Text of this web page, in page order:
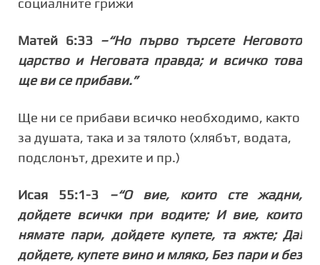
социалните грижи
Матей 6:33 –“Но първо търсете Неговото
царство и Неговата правда; и всичко това
ще ви се прибави.”
Ще ни се прибави всичко необходимо, както
за душата, така и за тялото (хлябът, водата,
подслонът, дрехите и пр.)
Исая 55:1-3 –“О вие, които сте жадни,
дойдете всички при водите; И вие, които
нямате пари, дойдете купете, та яжте; Да!
дойдете, купете вино и мляко, Без пари и без